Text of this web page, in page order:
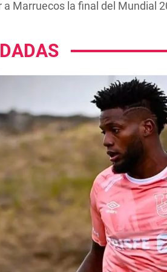
a Marruecos la final del Mundial